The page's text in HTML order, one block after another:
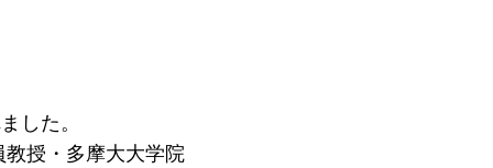
した。
授・多摩大大学院